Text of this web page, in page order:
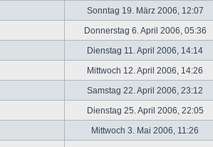
Sonntag 19. März 2006, 12:07
Donnerstag 6. April 2006, 05:36
Dienstag 11. April 2006, 14:14
Mittwoch 12. April 2006, 14:26
Samstag 22. April 2006, 23:12
Dienstag 25. April 2006, 22:05
Mittwoch 3. Mai 2006, 11:26